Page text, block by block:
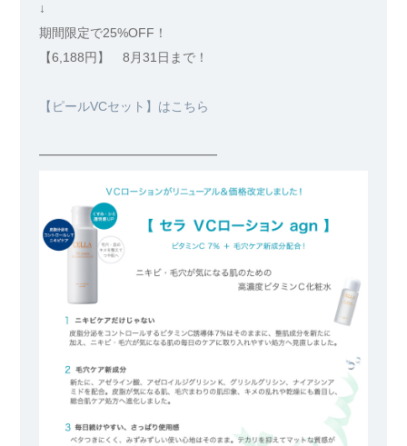
↓
期間限定で25%OFF！
【6,188円】 8月31日まで！
【ピールVCセット】はこちら
━━━━━━━━━━━━━━